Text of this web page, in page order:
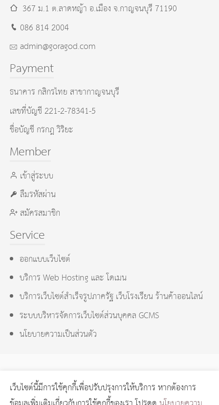
367 ม.1 ต.ลาดหญ้า อ.เมืองจ.กาญจนบุรี 71190
086 814 2004
admin@goragod.com
Payment
ธนาคาร กสิกรไทย สาขากาญจนบุรี
เลขที่บัญชี 221-2-78341-5
ชื่อบัญชี กรกฎ วิริยะ
Member
เข้าสู่ระบบ
ลืมรหัสผ่าน
สมัครสมาชิก
Service
ออกแบบเว็บไซต์
บริการ Web Hosting และ โดเมน
บริการเว็บไซต์สำเร็จรูปภาครัฐ เว็บโรงเรียน ร้านค้าออนไลน์
ระบบบริหารจัดการเว็บไซต์ส่วนบุคคล GCMS
นโยบายความเป็นส่วนตัว
GCMS Version 14.0.1 designed byKOTCHASAN.compage
เว็บไซต์นี้มีการใช้คุกกี้เพื่อปรับปรุงการให้บริการ หากต้องการ